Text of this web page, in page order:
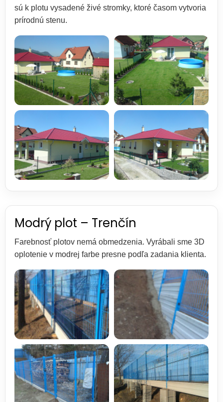
sú k plotu vysadené živé stromky, ktoré časom vytvoria
prírodnú stenu.
Modrý plot – Trenčín
Farebnosť plotov nemá obmedzenia. Vyrábali sme 3D
oplotenie v modrej farbe presne podľa zadania klienta.